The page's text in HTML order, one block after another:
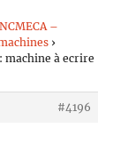
–
›
machine à ecrire
#4196